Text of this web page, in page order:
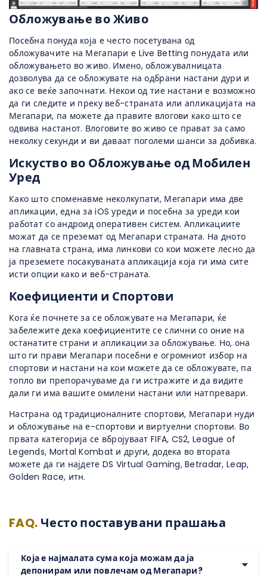
Обложување во Живо
Посебна понуда која е често посетувана од
обложувачите на Мегапари е Live Betting понудата или
обложувањето во живо. Имено, обложувалницата
дозволува да се обложувате на одбрани настани дури и
ако се веќе започнати. Некои од тие настани е возможно
да ги следите и преку веб-страната или апликацијата на
Мегапари, па можете да правите влогови како што се
одвива настанот. Влоговите во живо се прават за само
неколку секунди и ви даваат поголеми шанси за добивка.
Искуство во Обложување од Мобилен
Уред
Како што споменавме неколкупати, Мегапари има две
апликации, една за iOS уреди и посебна за уреди кои
работат со андроид оперативен систем. Апликациите
можат да се преземат од Мегапари страната. На дното
на главната страна, има линкови со кои можете лесно да
ја преземете посакуваната апликација која ги има сите
исти опции како и веб-страната.
Коефициенти и Спортови
Кога ќе почнете за се обложувате на Мегапари, ќе
забележите дека коефициентите се слични со оние на
останатите страни и апликации за обложување. Но, она
што ги прави Мегапари посебни е огромниот избор на
спортови и настани на кои можете да се обложувате, па
топло ви препорачуваме да ги истражите и да видите
дали ги има вашите омилени настани или натпревари.
Настрана од традиционалните спортови, Мегапари нуди
и обложување на е-спортови и виртуелни спортови. Во
првата категорија се вбројуваат FIFA, CS2, League of
Legends, Mortal Kombat и други, додека во втората
можете да ги најдете DS Virtual Gaming, Betradar, Leap,
Golden Race, итн.
FAQ. Често поставувани прашања
Која е најмалата сума која можам да ја
депонирам или повлечам од Мегапари?